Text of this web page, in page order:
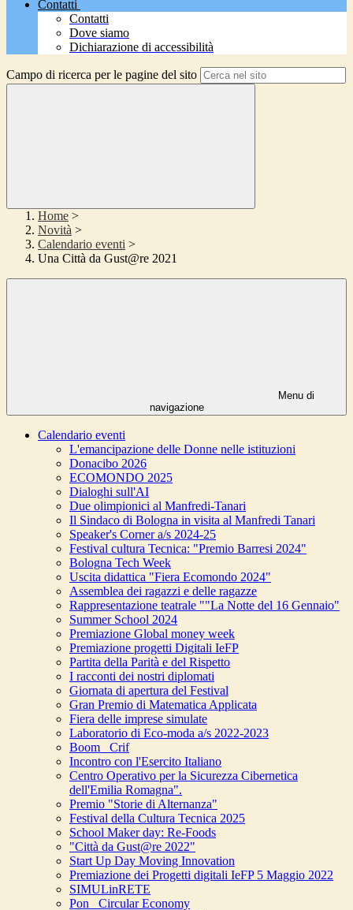
Contatti
Contatti
Dove siamo
Dichiarazione di accessibilità
Campo di ricerca per le pagine del sito
Home >
Novità >
Calendario eventi >
Una Città da Gust@re 2021
Menu di
navigazione
Calendario eventi
L'emancipazione delle Donne nelle istituzioni
Donacibo 2026
ECOMONDO 2025
Dialoghi sull'AI
Due olimpionici al Manfredi-Tanari
Il Sindaco di Bologna in visita al Manfredi Tanari
Speaker's Corner a/s 2024-25
Festival cultura Tecnica: "Premio Barresi 2024"
Bologna Tech Week
Uscita didattica "Fiera Ecomondo 2024"
Assemblea dei ragazzi e delle ragazze
Rappresentazione teatrale ""La Notte del 16 Gennaio"
Summer School 2024
Premiazione Global money week
Premiazione progetti Digitali IeFP
Partita della Parità e del Rispetto
I racconti dei nostri diplomati
Giornata di apertura del Festival
Gran Premio di Matematica Applicata
Fiera delle imprese simulate
Laboratorio di Eco-moda a/s 2022-2023
Boom_ Crif
Incontro con l'Esercito Italiano
Centro Operativo per la Sicurezza Cibernetica
dell'Emilia Romagna".
Premio "Storie di Alternanza"
Festival della Cultura Tecnica 2025
School Maker day: Re-Foods
"Città da Gust@re 2022"
Start Up Day Moving Innovation
Premiazione dei Progetti digitali IeFP 5 Maggio 2022
SIMULinRETE
Pon_ Circular Economy